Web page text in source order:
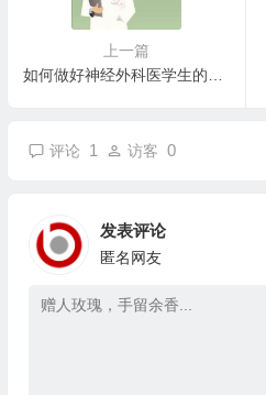
上一篇
评论 1 访客 0
发表评论
匿名网友